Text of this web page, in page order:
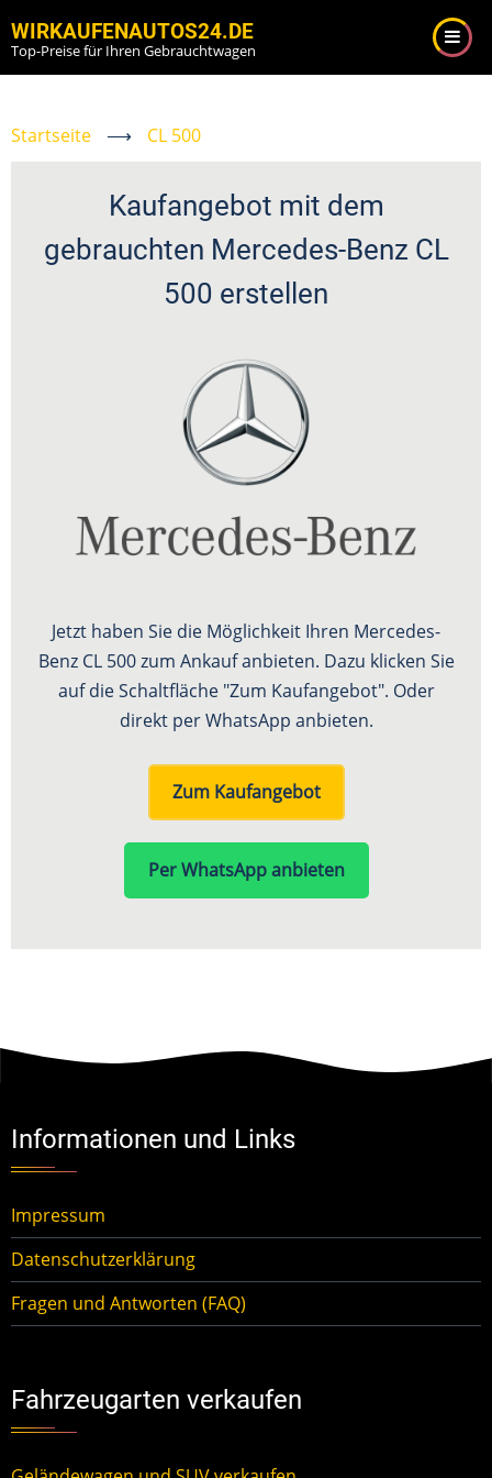
zum
Inhalt
WIRKAUFENAUTOS24.DE
Top-Preise für Ihren Gebrauchtwagen
Startseite ⟶ CL 500
Kaufangebot mit dem
gebrauchten Mercedes-Benz CL
500 erstellen
Jetzt haben Sie die Möglichkeit Ihren Mercedes-
Benz CL 500 zum Ankauf anbieten. Dazu klicken Sie
auf die Schaltfläche "Zum Kaufangebot". Oder
direkt per WhatsApp anbieten.
Zum Kaufangebot
Per WhatsApp anbieten
Informationen und Links
Impressum
Datenschutzerklärung
Fragen und Antworten (FAQ)
Fahrzeugarten verkaufen